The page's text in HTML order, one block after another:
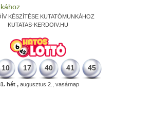
KÉSZÍTÉSE KUTATÓMUNKÁHOZ
KUTATAS-KERDOIV.HU
10 17 40 41 45
hét ,augusztus 2., vasárnap